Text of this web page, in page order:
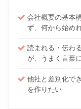
会社概要の基本
ず、何から始め
読まれる・伝わ
が、うまく言葉
他社と差別化で
を作りたい